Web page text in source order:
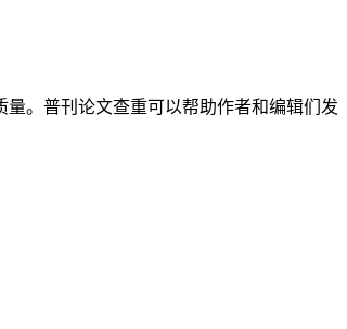
。普刊论文查重可以帮助作者和编辑们发